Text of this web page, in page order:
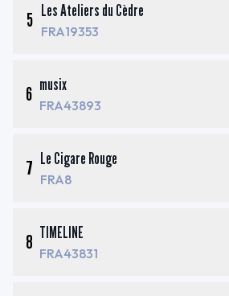
5 Les Ateliers du Cèdre
FRA19353
6 musix
FRA43893
7 Le Cigare Rouge
FRA8
8 TIMELINE
FRA43831